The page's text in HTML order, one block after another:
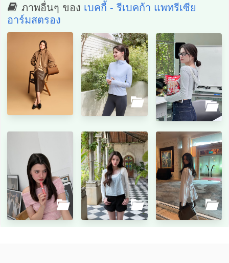
ภาพอื่นๆ ของ เบคกี้ - รีเบคก้า แพทรีเซีย
อาร์มสตรอง